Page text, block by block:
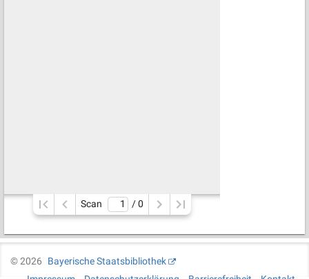
Scan / 0
©2026
Bayerische Staatsbibliothek